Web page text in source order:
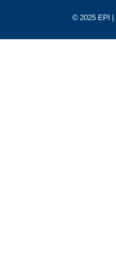
© 2025 EPI |